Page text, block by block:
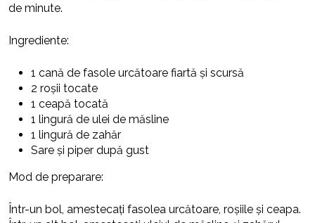
de minute.
Ingrediente:
1 cană de fasole urcătoare fiartă și scursă
2 roșii tocate
1 ceapă tocată
1 lingură de ulei de măsline
1 lingură de zahăr
Sare și piper după gust
Mod de preparare:
Într-un bol, amestecați fasolea urcătoare, roșiile și ceapa.